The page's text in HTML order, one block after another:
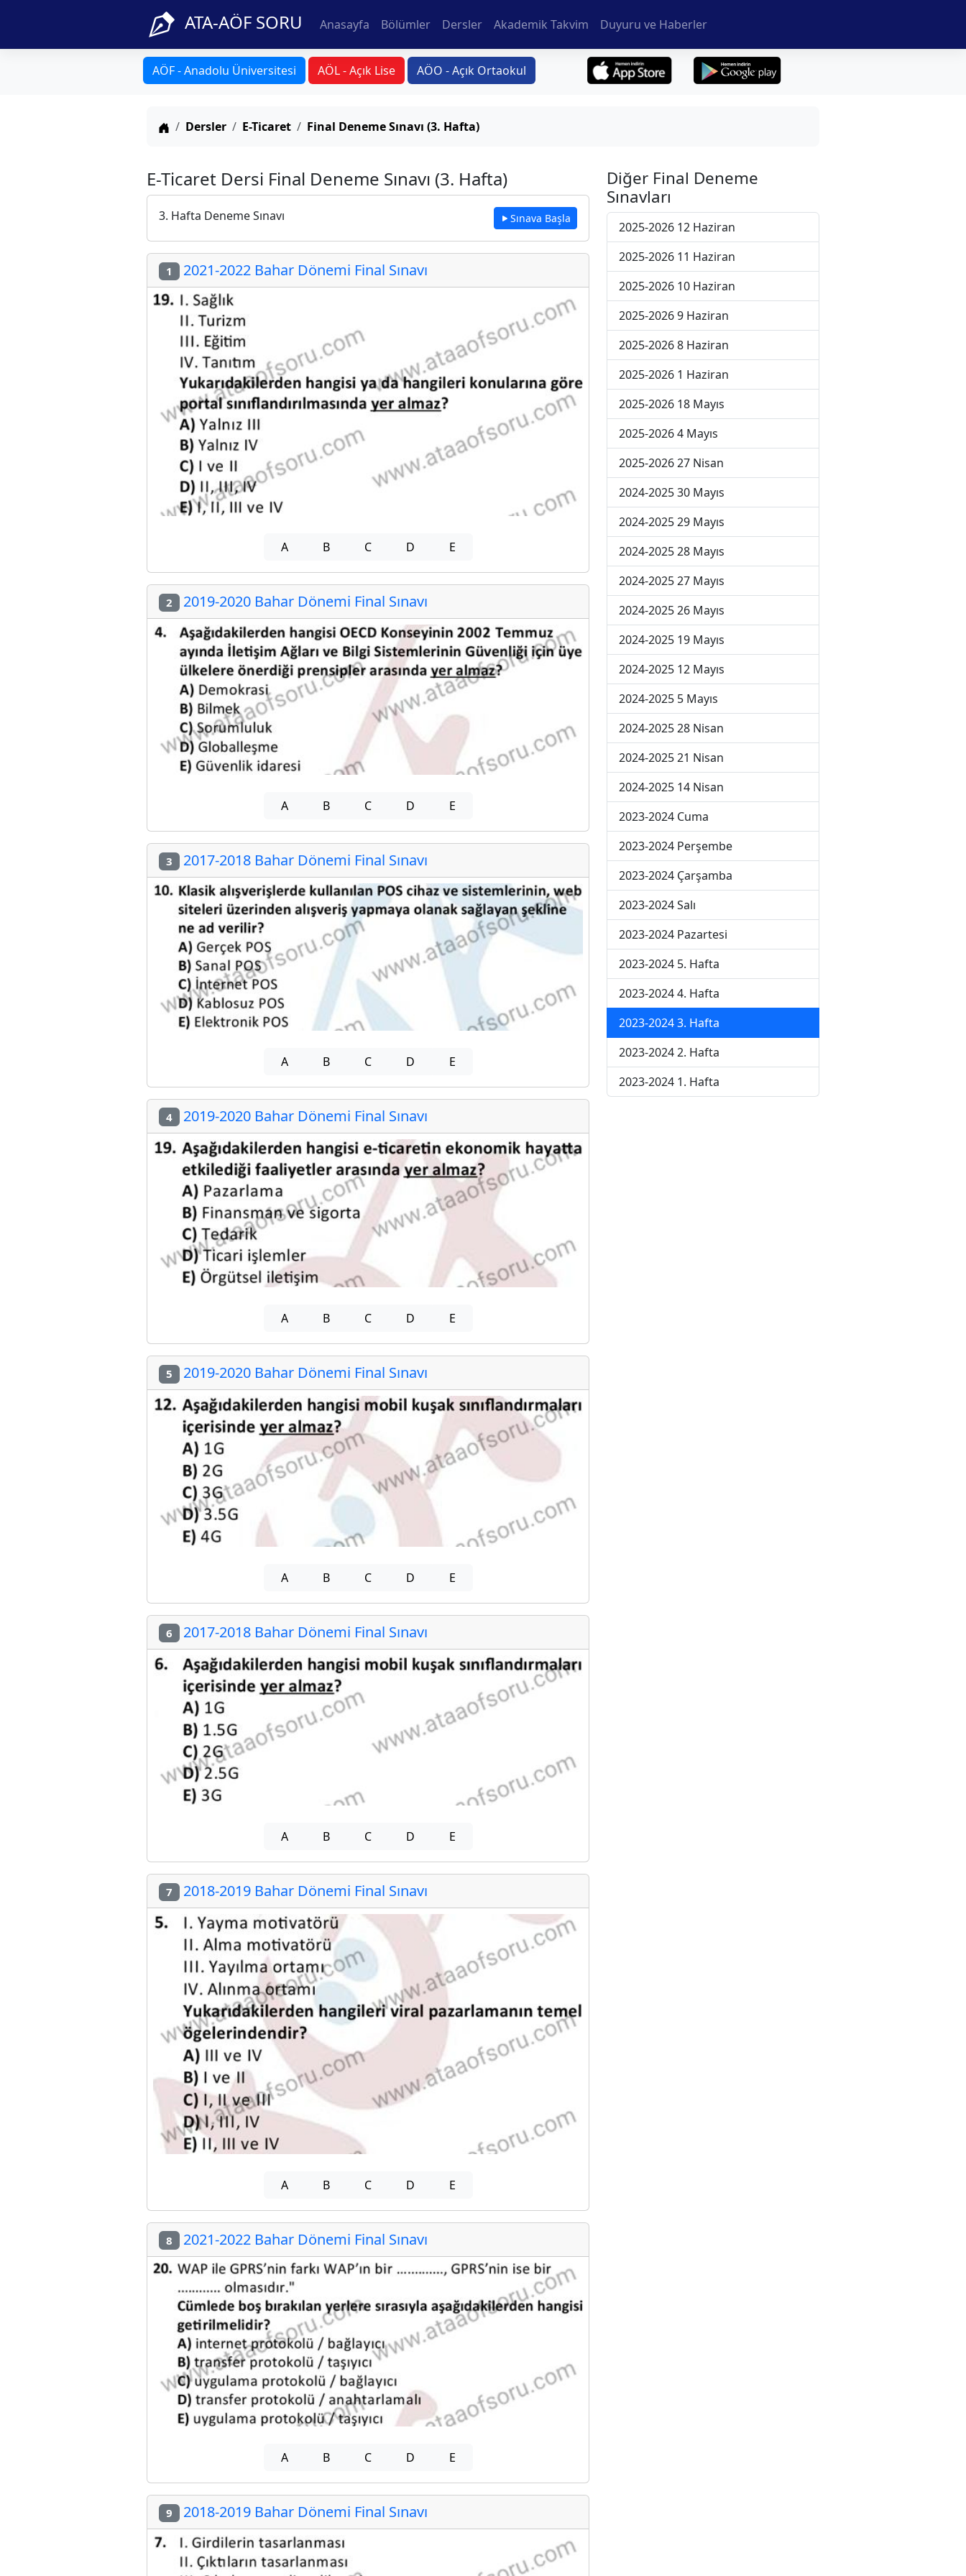
ATA-AÖF SORU Anasayfa Bölümler Dersler Akademik Takvim Duyuru ve Haberler
AÖF - Anadolu Üniversitesi AÖL - Açık Lise AÖO - Açık Ortaokul
Anasayfa
Dersler E-Ticaret Final Deneme Sınavı (3. Hafta)
E-Ticaret Dersi Final Deneme Sınavı (3. Hafta)
3. Hafta Deneme Sınavı Sınava Başla
1 2021-2022 Bahar Dönemi Final Sınavı
A B C D E
2 2019-2020 Bahar Dönemi Final Sınavı
A B C D E
3 2017-2018 Bahar Dönemi Final Sınavı
A B C D E
4 2019-2020 Bahar Dönemi Final Sınavı
A B C D E
5 2019-2020 Bahar Dönemi Final Sınavı
A B C D E
6 2017-2018 Bahar Dönemi Final Sınavı
A B C D E
7 2018-2019 Bahar Dönemi Final Sınavı
A B C D E
8 2021-2022 Bahar Dönemi Final Sınavı
A B C D E
9 2018-2019 Bahar Dönemi Final Sınavı
Diğer Final Deneme
Sınavları
2025-2026 12 Haziran
2025-2026 11 Haziran
2025-2026 10 Haziran
2025-2026 9 Haziran
2025-2026 8 Haziran
2025-2026 1 Haziran
2025-2026 18 Mayıs
2025-2026 4 Mayıs
2025-2026 27 Nisan
2024-2025 30 Mayıs
2024-2025 29 Mayıs
2024-2025 28 Mayıs
2024-2025 27 Mayıs
2024-2025 26 Mayıs
2024-2025 19 Mayıs
2024-2025 12 Mayıs
2024-2025 5 Mayıs
2024-2025 28 Nisan
2024-2025 21 Nisan
2024-2025 14 Nisan
2023-2024 Cuma
2023-2024 Perşembe
2023-2024 Çarşamba
2023-2024 Salı
2023-2024 Pazartesi
2023-2024 5. Hafta
2023-2024 4. Hafta
2023-2024 3. Hafta
2023-2024 2. Hafta
2023-2024 1. Hafta